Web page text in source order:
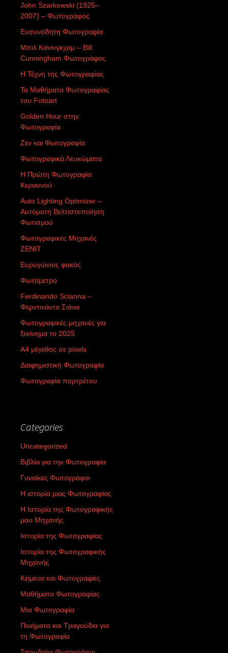
John Szarkowski (1925–
2007) – Φωτογράφος
Ενσυνείδητη Φωτογραφία
Μπιλ Κάνινγκχαμ – Bill
Cunningham Φωτογράφος
Η Τέχνη της Φωτογραφίας
Τα Μαθήματα Φωτογραφίας
του Fotoart
Golden Hour στην
Φωτογραφία
Ζεν και Φωτογραφία
Φωτογραφικά Λευκώματα
Η Πρώτη Φωτογραφία
Κεραυνού
Auto Lighting Optimizer –
Αυτόματη Βελτιστοποίηση
Φωτισμού
Φωτογραφικές Μηχανές
ZENIT
Ευρυγώνιος φακός
Φωτόμετρο
Ferdinando Scianna –
Φερντινάντο Σιάνα
Φωτογραφικές μηχανές για
ξεκίνημα το 2025
Α4 μέγεθος σε pixels
Διαφημιστική Φωτογραφία
Φωτογραφία πορτρέτου
Categories
Uncategorized
Βιβλία για την Φωτογραφία
Γυναίκες Φωτογράφοι
Η ιστορία μιας Φωτογραφίας
Η Ιστορία της Φωτογραφικής
μου Μηχανής
Ιστορία της Φωτογραφίας
Ιστορία της Φωτογραφικής
Μηχανής
Κείμενα και Φωτογραφίες
Μαθήματα Φωτογραφίας
Μια Φωτογραφία
Ποιήματα και Τραγούδια για
τη Φωτογραφία